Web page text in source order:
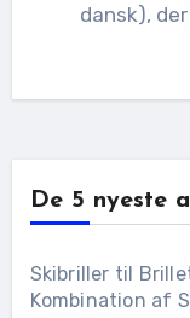
dansk),
De 5 nyeste
Skibriller til
Kombination af